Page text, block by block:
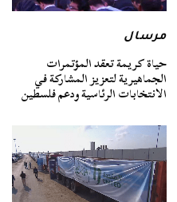
مرسال
حياة كريمة تعقد المؤتمرات
الجماهيرية لتعزيز المشاركة في
الانتخابات الرئاسية ودعم فلسطين